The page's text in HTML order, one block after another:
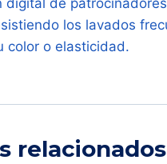
los lavados
color o elasticidad.
relacionados